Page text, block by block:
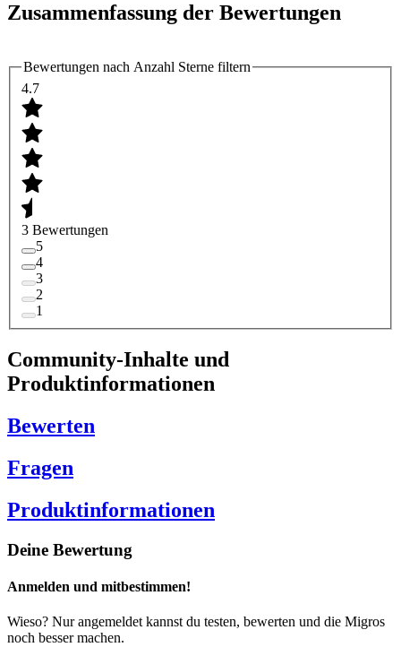
Zusammenfassung der Bewertungen
Bewertungen nach Anzahl Sterne filtern
4.7
3 Bewertungen
5
4
3
2
1
Community-Inhalte und
Produktinformationen
Bewerten
Fragen
Produktinformationen
Deine Bewertung
Anmelden und mitbestimmen!
Wieso? Nur angemeldet kannst du testen, bewerten und die Migros
noch besser machen.